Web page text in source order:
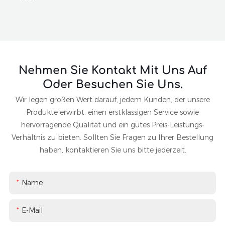
Nehmen Sie Kontakt Mit Uns Auf
Oder Besuchen Sie Uns.
Wir legen großen Wert darauf, jedem Kunden, der unsere
Produkte erwirbt, einen erstklassigen Service sowie
hervorragende Qualität und ein gutes Preis-Leistungs-
Verhältnis zu bieten. Sollten Sie Fragen zu Ihrer Bestellung
haben, kontaktieren Sie uns bitte jederzeit.
Name
E-Mail